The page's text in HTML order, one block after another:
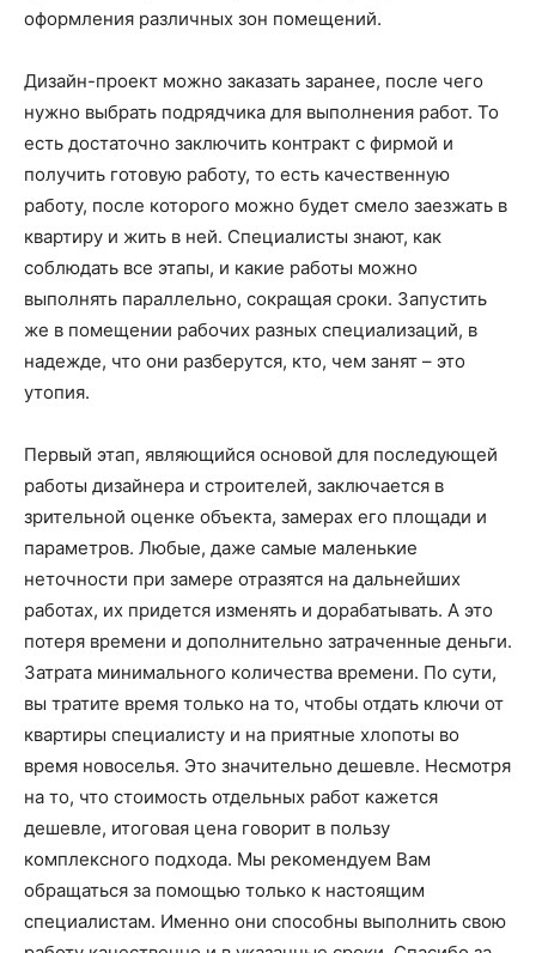
оформления различных зон помещений.
Дизайн-проект можно заказать заранее, после чего
нужно выбрать подрядчика для выполнения работ. То
есть достаточно заключить контракт с фирмой и
получить готовую работу, то есть качественную
работу, после которого можно будет смело заезжать в
квартиру и жить в ней. Специалисты знают, как
соблюдать все этапы, и какие работы можно
выполнять параллельно, сокращая сроки. Запустить
же в помещении рабочих разных специализаций, в
надежде, что они разберутся, кто, чем занят – это
утопия.
Первый этап, являющийся основой для последующей
работы дизайнера и строителей, заключается в
зрительной оценке объекта, замерах его площади и
параметров. Любые, даже самые маленькие
неточности при замере отразятся на дальнейших
работах, их придется изменять и дорабатывать. А это
потеря времени и дополнительно затраченные деньги.
Затрата минимального количества времени. По сути,
вы тратите время только на то, чтобы отдать ключи от
квартиры специалисту и на приятные хлопоты во
время новоселья. Это значительно дешевле. Несмотря
на то, что стоимость отдельных работ кажется
дешевле, итоговая цена говорит в пользу
комплексного подхода. Мы рекомендуем Вам
обращаться за помощью только к настоящим
специалистам. Именно они способны выполнить свою